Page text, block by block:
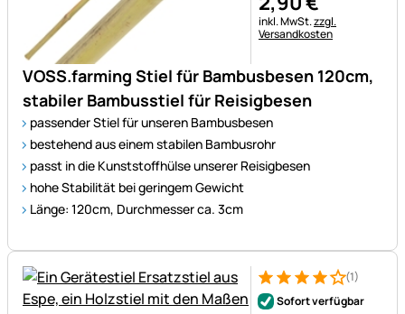
VOSS.farming Stiel für Bambusbesen 120cm,
stabiler Bambusstiel für Reisigbesen
passender Stiel für unseren Bambusbesen
bestehend aus einem stabilen Bambusrohr
passt in die Kunststoffhülse unserer Reisigbesen
hohe Stabilität bei geringem Gewicht
Länge: 120cm, Durchmesser ca. 3cm
Steuerhinweis:
inkl. MwSt.zzgl.
Versandkosten
Bewertung: 4 von 5 (1
1 Bewertung
(1)
Sofort verfügbar